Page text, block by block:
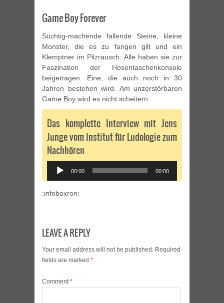
Game Boy Forever
Süchtig-machende fallende Steine, kleine
Monster, die es zu fangen gilt und ein
Klemptner im Pilzrausch: Alle haben sie zur
Faszination der Hosentaschenkonsole
beigetragen. Eine, die auch noch in 30
Jahren bestehen wird. Am unzerstörbaren
Game Boy wird es nicht scheitern.
Das komplette Interview mit Jens
Junge vom Institut für Ludologie zum
Nachhören
Audio
Player
00:00 00:00
:infoboxron:
LEAVE A REPLY
Your email address will not be published. Required
fields are marked *
Comment*